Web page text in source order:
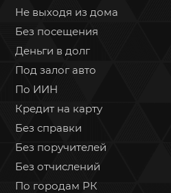
Не выходя из дома
Без посещения
Деньги в долг
Под залог авто
По ИИН
Кредит на карту
Без справки
Без поручителей
Без отчислений
По городам РК